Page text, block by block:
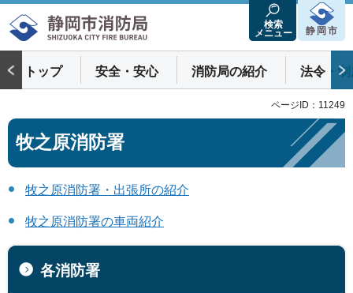
静岡市消防局
検索
メニュー
静岡市
トップ 安全・安心 消防局の紹介 法令・制
ページID：11249
牧之原消防署
牧之原消防署・出張所の紹介
牧之原消防署の車両紹介
各消防署